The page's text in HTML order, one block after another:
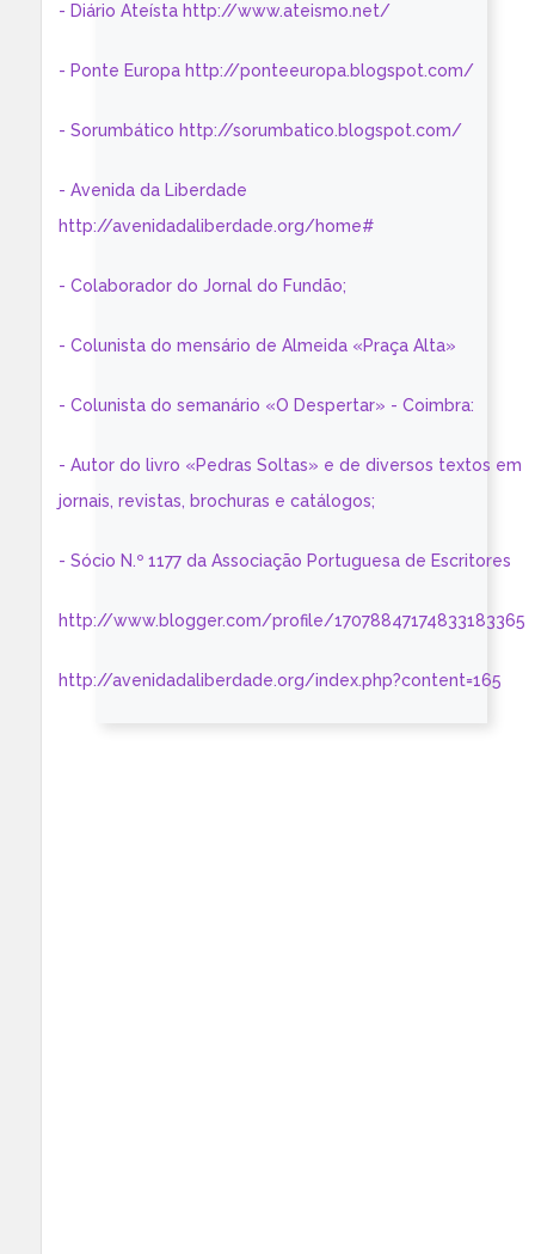
- Diário Ateísta http://www.ateismo.net/
- Ponte Europa http://ponteeuropa.blogspot.com/
- Sorumbático http://sorumbatico.blogspot.com/
- Avenida da Liberdade
http://avenidadaliberdade.org/home#
- Colaborador do Jornal do Fundão;
- Colunista do mensário de Almeida «Praça Alta»
- Colunista do semanário «O Despertar» - Coimbra:
- Autor do livro «Pedras Soltas» e de diversos textos em
jornais, revistas, brochuras e catálogos;
- Sócio N.º 1177 da Associação Portuguesa de Escritores
http://www.blogger.com/profile/17078847174833183365
http://avenidadaliberdade.org/index.php?content=165